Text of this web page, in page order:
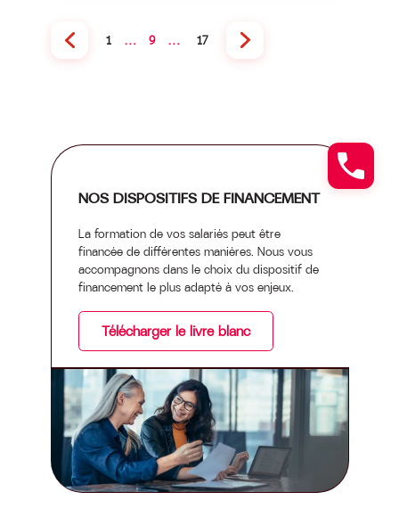
1 … 9 … 17
NOS DISPOSITIFS DE FINANCEMENT
La formation de vos salariés peut être
financée de différentes manières. Nous vous
accompagnons dans le choix du dispositif de
financement le plus adapté à vos enjeux.
Télécharger le livre blanc